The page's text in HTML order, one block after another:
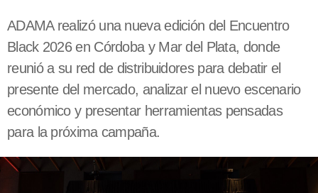
ADAMA realizó una nueva edición del Encuentro
Black 2026 en Córdoba y Mar del Plata, donde
reunió a su red de distribuidores para debatir el
presente del mercado, analizar el nuevo escenario
económico y presentar herramientas pensadas
para la próxima campaña.